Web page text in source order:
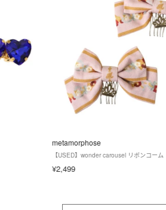
metamorphose
【USED】wonder carousel リボンコーム
¥2,499